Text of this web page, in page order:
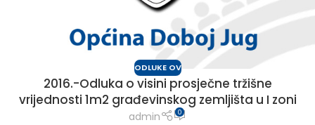
ODLUKE OV
2016.-Odluka o visini prosječne tržišne
vrijednosti 1m2 građevinskog zemljišta u I zoni
admin 0